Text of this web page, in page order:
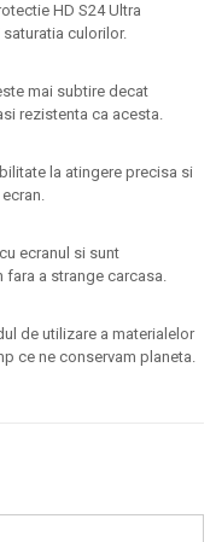
HD S24 Ultra
culorilor.
mai subtire decat
rezistenta ca acesta.
la atingere precisa si
ecranul si sunt
a strange carcasa.
de utilizare a materialelor
ce ne conservam planeta.